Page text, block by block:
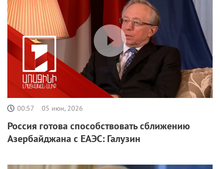
00:57 05 июн, 2026
Россия готова способствовать сближению
Азербайджана с ЕАЭС: Галузин